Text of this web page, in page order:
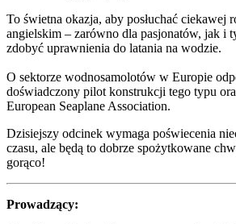
To świetna okazja, aby posłuchać ciekawej
angielskim – zarówno dla pasjonatów, jak i
zdobyć uprawnienia do latania na wodzie.
O sektorze wodnosamolotów w Europie
doświadczony pilot konstrukcji tego typu
European Seaplane Association.
Dzisiejszy odcinek wymaga poświecenia
czasu, ale będą to dobrze spożytkowane
gorąco!
Prowadzący: